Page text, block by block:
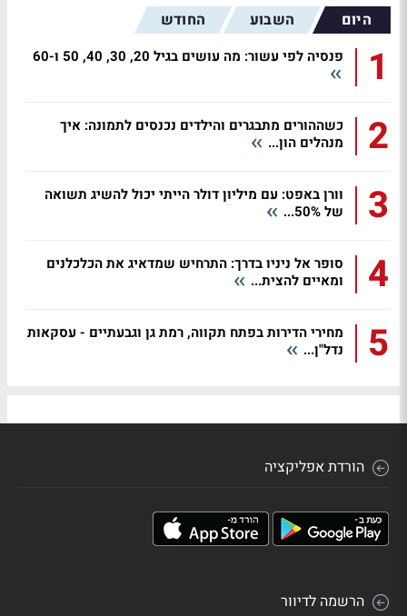
היום השבוע החודש
1 פנסיה לפי עשור: מה עושים בגיל 20, 30, 40, 50 ו-60
2
כשההורים מתבגרים והילדים נכנסים לתמונה: איך
מנהלים הון...
3
וורן באפט: עם מיליון דולר הייתי יכול להשיג תשואה
של 50%...
4
סופר אל ניניו בדרך: התרחיש שמדאיג את הכלכלנים
ומאיים להצית...
5
מחירי הדירות בפתח תקווה, רמת גן וגבעתיים - עסקאות
נדל"ן...
הורדת אפליקציה
הרשמה לדיוור